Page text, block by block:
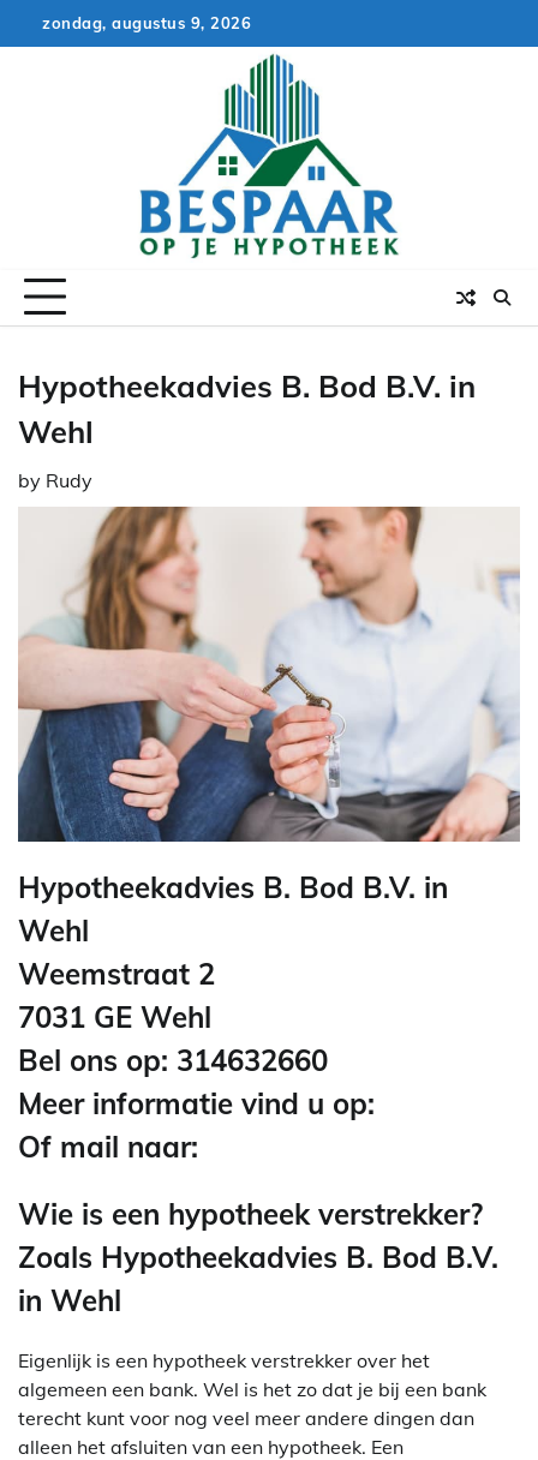
to
zondag, augustus 9, 2026
Hypotheekadvies B. Bod B.V. in
Wehl
by Rudy
Hypotheekadvies B. Bod B.V. in
Wehl
Weemstraat 2
7031 GE Wehl
Bel ons op: 314632660
Meer informatie vind u op:
Of mail naar:
Wie is een hypotheek verstrekker?
Zoals Hypotheekadvies B. Bod B.V.
in Wehl
Eigenlijk is een hypotheek verstrekker over het
algemeen een bank. Wel is het zo dat je bij een bank
terecht kunt voor nog veel meer andere dingen dan
alleen het afsluiten van een hypotheek. Een